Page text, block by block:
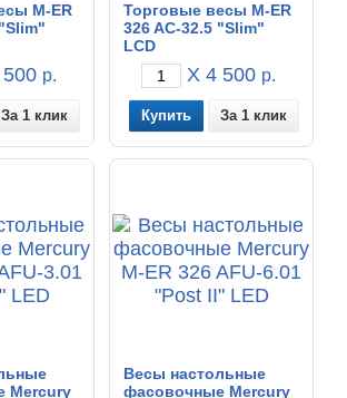
M-ER
р.
За 1 клик
Торговые весы M-ER
326 AC-32.5 "Slim"
LCD
X 4 500 р.
За 1 клик
Mercury
Весы настольные
фасовочные Mercury